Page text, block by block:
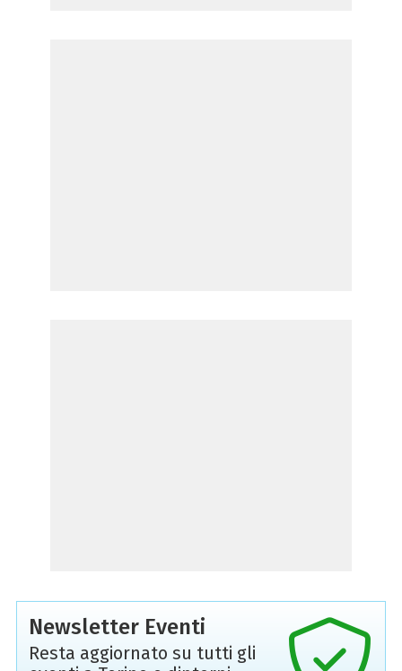
Newsletter Eventi
Resta aggiornato su tutti gli